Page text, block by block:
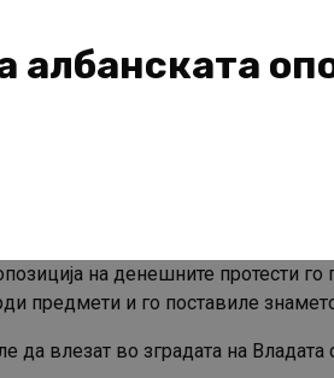
албанската
на денешните протести
предмети и го поставиле
да влезат во зградата на